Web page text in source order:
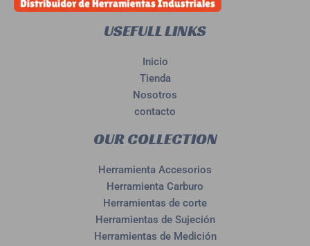
USEFULL LINKS
Inicio
Tienda
Nosotros
contacto
OUR COLLECTION
Herramienta Accesorios
Herramienta Carburo
Herramientas de corte
Herramientas de Sujeción
Herramientas de Medición